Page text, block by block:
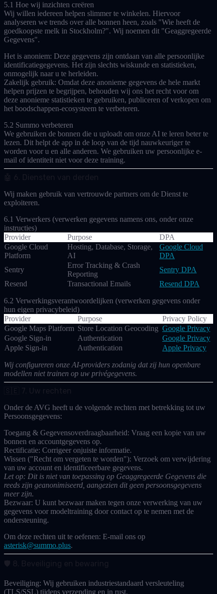
5.1 Hoe wij inzichten creëren
Wij willen iedereen helpen slimmer te winkelen. Hiervoor
analyseren we trends over alle bonnen heen, zoals "Wie heeft de
goedkoopste melk in Stockholm?". Wij noemen dit "Geaggregeerde
Gegevens".
Het is anoniem: Deze gegevens zijn ontdaan van alle persoonlijke
identificatiegegevens. Het zijn slechts wiskunde en statistieken,
onmogelijk naar u te herleiden.
Zakelijk gebruik: Omdat deze anonieme gegevens de hele markt
helpen prijzen te begrijpen, behouden wij ons het recht voor om
deze anonieme statistieken te gebruiken, publiceren of verkopen om
het boodschappen-ecosysteem te verbeteren.
5.2 Summo verbeteren
We gebruiken de bonnen die u uploadt om onze AI te leren beter te
lezen. Dit helpt de app in de loop van de tijd nauwkeuriger te
worden voor u en alle anderen. We gebruiken uw persoonlijke e-
mail of identiteit niet voor deze training.
🤖 6. Diensten van derden
Wij maken gebruik van vertrouwde partners om de Dienst te
exploiteren.
6.1 Verwerkers (verwerken gegevens namens ons, onder onze
instructies)
Provider
Purpose
DPA
Google Cloud
Platform
Hosting, Database, Storage,
AI
Google Cloud
DPA
Sentry
Error Tracking & Crash
Reporting
Sentry DPA
Resend
Transactional Emails Resend DPA
6.2 Verwerkingsverantwoordelijken (verwerken gegevens onder
hun eigen privacybeleid)
Provider
Purpose
Privacy Policy
Google Maps Platform Store Location Geocoding Google Privacy
Google Sign-in
Authentication
Google Privacy
Apple Sign-in
Authentication Apple Privacy
Wij configureren onze AI-providers zodanig dat zij hun openbare
modellen niet trainen op uw privégegevens.
🇸🇪 7. Uw rechten
Onder de AVG heeft u de volgende rechten met betrekking tot uw
Persoonsgegevens:
Toegang & Gegevensoverdraagbaarheid: Vraag een kopie van uw
bonnen en accountgegevens op.
Rectificatie: Corrigeer onjuiste informatie.
Wissen ("Recht om vergeten te worden"): Verzoek om verwijdering
van uw account en identificeerbare gegevens.
Let op: Dit is niet van toepassing op Geaggregeerde Gegevens die
reeds zijn geanonimiseerd, aangezien dit geen persoonsgegevens
meer zijn.
Bezwaar: U kunt bezwaar maken tegen onze verwerking van uw
gegevens voor modeltraining door contact op te nemen met de
ondersteuning.
Om deze rechten uit te oefenen: E-mail ons op
asterisk@summo.plus.
🛡️ 8. Beveiliging en bewaring
Beveiliging: Wij gebruiken industriestandaard versleuteling
(TLS/SSL) tijdens verzending en in rust.